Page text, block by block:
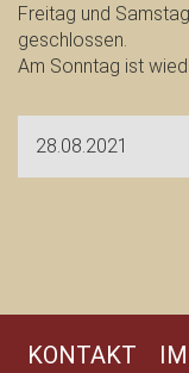
Freitag und
geschlossen.
Am Sonntag ist
28.08.2021
KONTAKT